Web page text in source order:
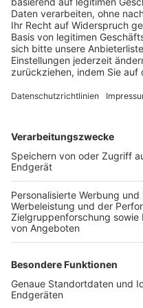
Trainerbörse
Login SpielPlus
FOLGE DEM BFV
TOP-VEREINE
TOP-PARTNER